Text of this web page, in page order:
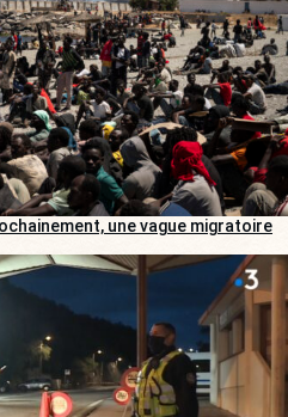
une vague migratoire